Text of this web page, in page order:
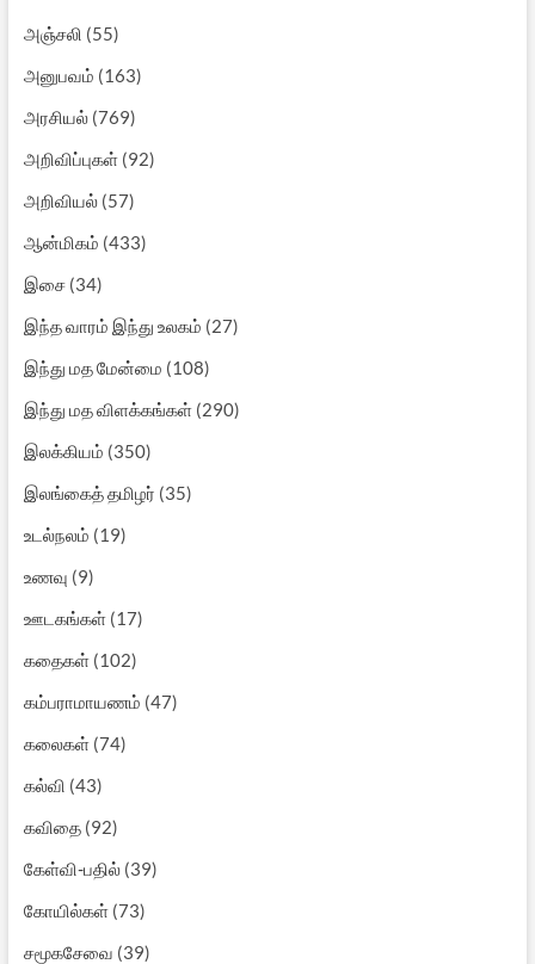
அஞ்சலி (55)
அனுபவம் (163)
அரசியல்(769)
அறிவிப்புகள்(92)
அறிவியல்(57)
ஆன்மிகம் (433)
இசை(34)
இந்த வாரம் இந்து உலகம் (27)
இந்து மத மேன்மை (108)
இந்து மத விளக்கங்கள்(290)
இலக்கியம் (350)
இலங்கைத் தமிழர் (35)
உடல்நலம் (19)
உணவு (9)
ஊடகங்கள்(17)
கதைகள்(102)
கம்பராமாயணம் (47)
கலைகள்(74)
கல்வி (43)
கவிதை(92)
கேள்வி-பதில்(39)
கோயில்கள்(73)
சமூகசேவை (39)